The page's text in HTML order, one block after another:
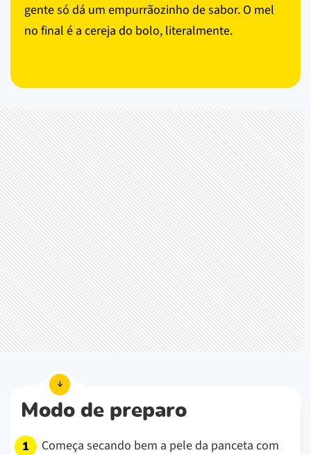
gente só dá um empurrãozinho de sabor. O mel
no final é a cereja do bolo, literalmente.
Modo de preparo
Começa secando bem a pele da panceta com